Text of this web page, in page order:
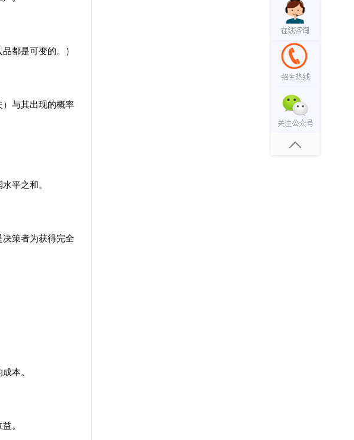
都是可变的。）
与其出现的概率
平之和。
策者为获得完全
本。
。